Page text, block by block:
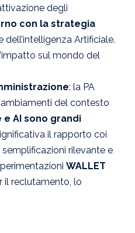
degli
con la strategia
Artificiale.
sul mondo del
: la PA
del contesto
e AI sono grandi
il rapporto coi
rilevante e
WALLET
il reclutamento, lo